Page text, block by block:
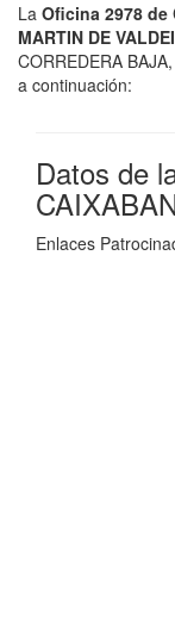
La Oficina 2978 de
MARTIN DE
CORREDERA
a continuación:
Datos de
Enlaces